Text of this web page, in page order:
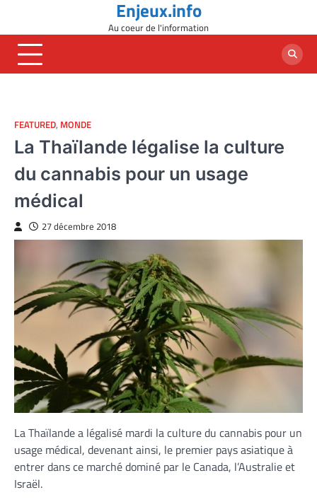
content
Enjeux.info
Au coeur de l'information
FEATURED, MONDE
La Thaïlande légalise la culture
du cannabis pour un usage
médical
27 décembre 2018
La Thaïlande a légalisé mardi la culture du cannabis pour un
usage médical, devenant ainsi, le premier pays asiatique à
entrer dans ce marché dominé par le Canada, l’Australie et
Israël.